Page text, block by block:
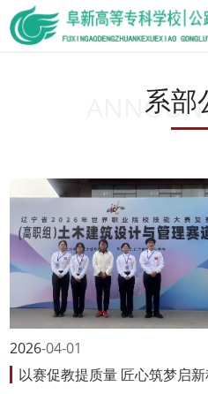
系部
04-01
2026